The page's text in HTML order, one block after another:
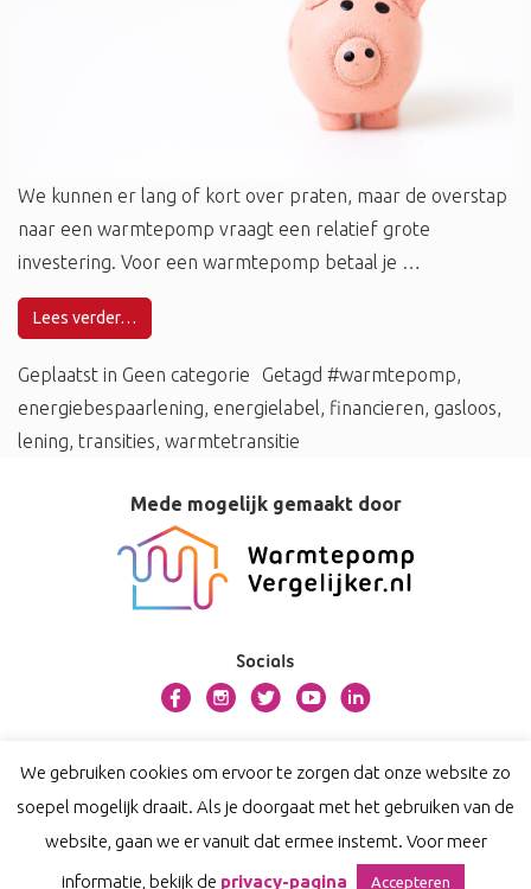
We kunnen er lang of kort over praten, maar de overstap
naar een warmtepomp vraagt een relatief grote
investering. Voor een warmtepomp betaal je …
Lees verder…
Geplaatst in Geen categorie Getagd #warmtepomp,
energiebespaarlening, energielabel, financieren, gasloos,
lening, transities, warmtetransitie
Mede mogelijk gemaakt door
Socials
Contact
Privacy
Disclaimer
We gebruiken cookies om ervoor te zorgen dat onze website zo
soepel mogelijk draait. Als je doorgaat met het gebruiken van de
website, gaan we er vanuit dat ermee instemt. Voor meer
informatie, bekijk de privacy-pagina Accepteren